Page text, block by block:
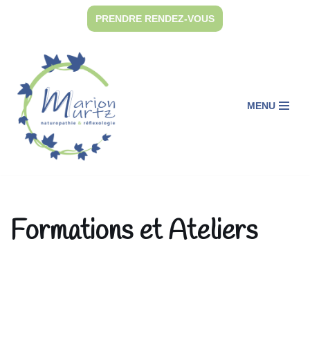
contenu
PRENDRE RENDEZ-VOUS
MENU
Formations et Ateliers